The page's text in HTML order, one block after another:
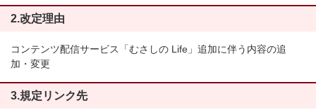
2.改定理由
コンテンツ配信サービス「むさしの Life」追加に伴う内容の追
加・変更
3.規定リンク先